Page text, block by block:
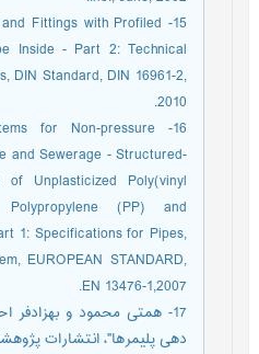
and Fittings with Profiled
Inside - Part 2: Technical
DIN Standard, DIN 16961-2,
2010.
for Non-pressure
and Sewerage - Structured-
of Unplasticized Poly(vinyl
Polypropylene (PP) and
1: Specifications for Pipes,
EUROPEAN STANDARD,
EN 13476-1,2007.
17- همتی محمود و بهزادفر
دهی پلیمرها"، انتشارات